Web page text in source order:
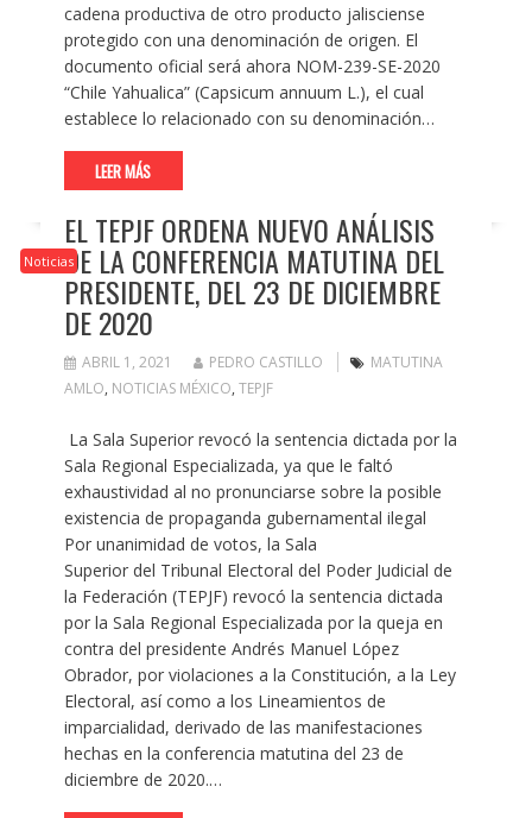
cadena productiva de otro producto jalisciense
protegido con una denominación de origen. El
documento oficial será ahora NOM-239-SE-2020
“Chile Yahualica” (Capsicum annuum L.), el cual
establece lo relacionado con su denominación…
LEER MÁS
Noticias
EL TEPJF ORDENA NUEVO ANÁLISIS
DE LA CONFERENCIA MATUTINA DEL
PRESIDENTE, DEL 23 DE DICIEMBRE
DE 2020
ABRIL 1, 2021 PEDRO CASTILLO
MATUTINA
AMLO, NOTICIAS MÉXICO, TEPJF
La Sala Superior revocó la sentencia dictada por la
Sala Regional Especializada, ya que le faltó
exhaustividad al no pronunciarse sobre la posible
existencia de propaganda gubernamental ilegal
Por unanimidad de votos, la Sala
Superior del Tribunal Electoral del Poder Judicial de
la Federación (TEPJF) revocó la sentencia dictada
por la Sala Regional Especializada por la queja en
contra del presidente Andrés Manuel López
Obrador, por violaciones a la Constitución, a la Ley
Electoral, así como a los Lineamientos de
imparcialidad, derivado de las manifestaciones
hechas en la conferencia matutina del 23 de
diciembre de 2020.…